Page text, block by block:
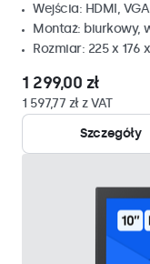
Wejścia: HDMI,
Montaż: biurkowy,
Rozmiar: 225 x 176
1 299,00 zł
1 597,77 zł z VAT
Szczegóły